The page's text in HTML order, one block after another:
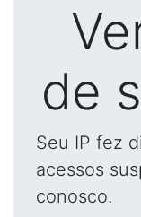
de
Seu IP fez
acessos
conosco.